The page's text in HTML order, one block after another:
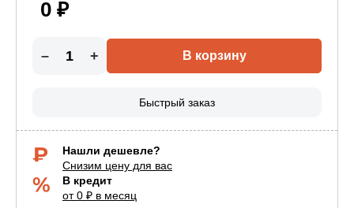
0 ₽
В кредит
от 0 ₽ в месяц
Нашли дешевле?
Снизим цену для вас
– + В корзину
Быстрый заказ